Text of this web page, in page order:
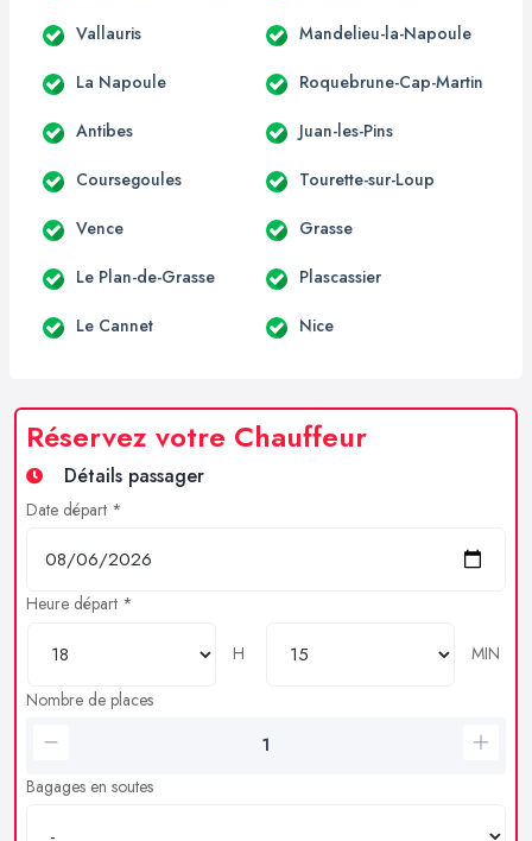
Vallauris Mandelieu-la-Napoule
La Napoule Roquebrune-Cap-Martin
Antibes Juan-les-Pins
Coursegoules Tourette-sur-Loup
Vence Grasse
Le Plan-de-Grasse Plascassier
Le Cannet Nice
Réservez votre Chauffeur
Détails passager
Date départ *
Heure départ *
H
MIN
Nombre de places
Bagages en soutes